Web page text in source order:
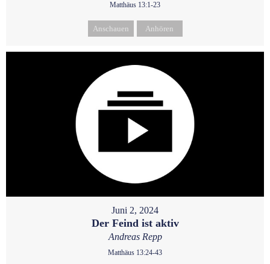
Matthäus 13:1-23
Anschauen Anhören
Juni 2, 2024
Der Feind ist aktiv
Andreas Repp
Matthäus 13:24-43